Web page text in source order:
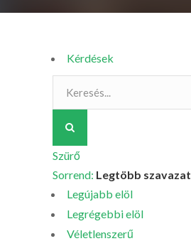
Kérdések
Szürő
Sorrend: Legtöbb szavazat
Legújabb elöl
Legrégebbi elöl
Véletlenszerű